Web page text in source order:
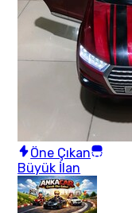
Öne Çıkan
Büyük İlan